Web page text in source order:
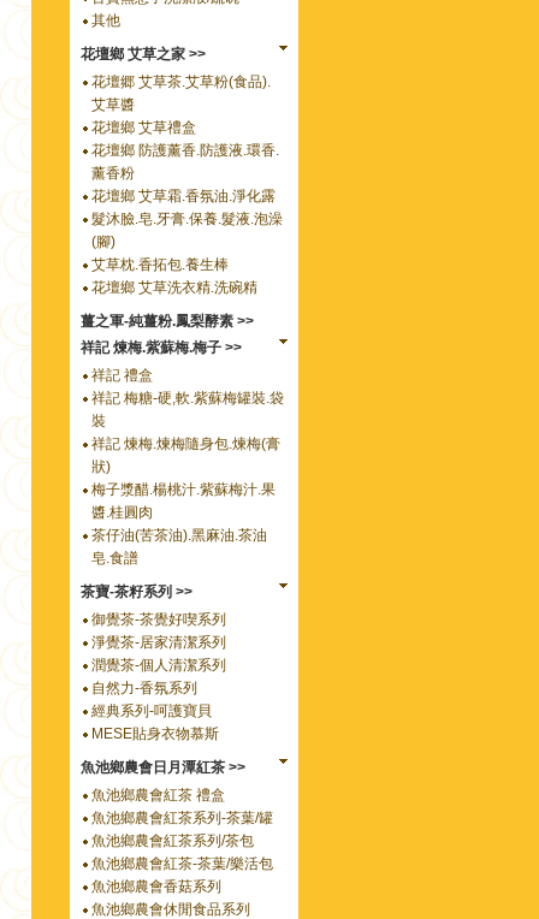
其他
花壇鄉 艾草之家 >>
花壇郷 艾草茶.艾草粉(食品).
艾草醬
花壇鄉 艾草禮盒
花壇鄉 防護薰香.防護液.環香.
薰香粉
花壇鄉 艾草霜.香氛油.淨化露
髮沐臉.皂.牙膏.保養.髮液.泡澡
(腳)
艾草枕.香拓包.養生棒
花壇鄉 艾草洗衣精.洗碗精
薑之軍-純薑粉.鳳梨酵素 >>
祥記 煉梅.紫蘇梅.梅子 >>
祥記 禮盒
祥記 梅糖-硬,軟.紫蘇梅罐裝.袋
裝
祥記 煉梅.煉梅隨身包.煉梅(膏
狀)
梅子漿醋.楊桃汁.紫蘇梅汁.果
醬.桂圓肉
茶仔油(苦茶油).黑麻油.茶油
皂.食譜
茶寶-茶籽系列 >>
御覺茶-茶覺好喫系列
淨覺茶-居家清潔系列
潤覺茶-個人清潔系列
自然力-香氛系列
經典系列-呵護寶貝
MESE貼身衣物慕斯
魚池鄉農會日月潭紅茶 >>
魚池鄉農會紅茶 禮盒
魚池鄉農會紅茶系列-茶葉/罐
魚池鄉農會紅茶系列/茶包
魚池鄉農會紅茶-茶葉/樂活包
魚池鄉農會香菇系列
魚池鄉農會休閒食品系列